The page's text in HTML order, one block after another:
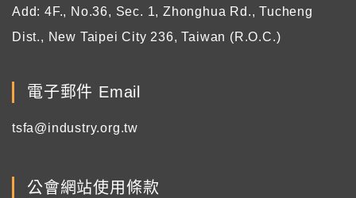
Add: 4F., No.36, Sec. 1, Zhonghua Rd., Tucheng
Dist., New Taipei City 236, Taiwan (R.O.C.)
電子郵件 Email
tsfa@industry.org.tw
公會網站使用條款